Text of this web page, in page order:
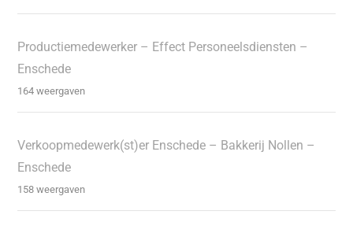
Productiemedewerker – Effect Personeelsdiensten –
Enschede
164 weergaven
Verkoopmedewerk(st)er Enschede – Bakkerij Nollen –
Enschede
158 weergaven